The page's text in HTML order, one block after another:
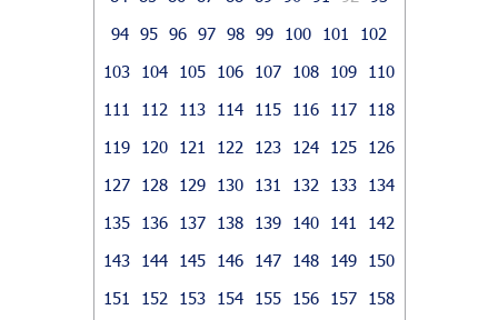
94 95 96 97 98 99 100 101
102
103
104 105 106 107 108 109
110
111
112 113 114 115 116 117
118
119
120 121 122 123 124 125
126
127
128 129 130 131 132 133
134
135
136 137 138 139 140 141
142
143
144 145 146 147 148 149
150
151
152 153 154 155 156 157
158